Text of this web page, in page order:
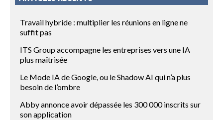
Travail hybride : multiplier les réunions en ligne ne
suffit pas
ITS Group accompagne les entreprises vers une IA
plus maîtrisée
Le Mode IA de Google, ou le Shadow AI qui n’a plus
besoin de l’ombre
Abby annonce avoir dépassée les 300 000 inscrits sur
son application